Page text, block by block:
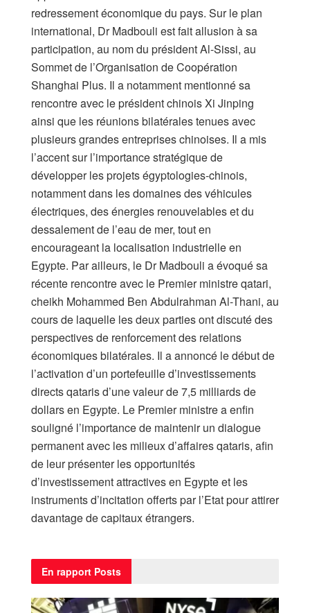
redressement économique du pays. Sur le plan
international, Dr Madbouli est fait allusion à sa
participation, au nom du président Al-Sissi, au
Sommet de l’Organisation de Coopération
Shanghai Plus. Il a notamment mentionné sa
rencontre avec le président chinois Xi Jinping
ainsi que les réunions bilatérales tenues avec
plusieurs grandes entreprises chinoises. Il a mis
l’accent sur l’importance stratégique de
développer les projets égyptologies-chinois,
notamment dans les domaines des véhicules
électriques, des énergies renouvelables et du
dessalement de l’eau de mer, tout en
encourageant la localisation industrielle en
Egypte. Par ailleurs, le Dr Madbouli a évoqué sa
récente rencontre avec le Premier ministre qatari,
cheikh Mohammed Ben Abdulrahman Al-Thani, au
cours de laquelle les deux parties ont discuté des
perspectives de renforcement des relations
économiques bilatérales. Il a annoncé le début de
l’activation d’un portefeuille d’investissements
directs qataris d’une valeur de 7,5 milliards de
dollars en Egypte. Le Premier ministre a enfin
souligné l’importance de maintenir un dialogue
permanent avec les milieux d’affaires qataris, afin
de leur présenter les opportunités
d’investissement attractives en Egypte et les
instruments d’incitation offerts par l’Etat pour attirer
davantage de capitaux étrangers.
En rapport Posts